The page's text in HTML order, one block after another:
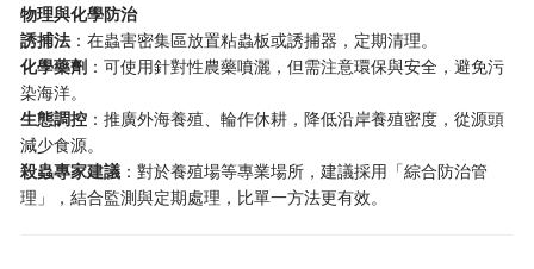
物理與化學防治
誘捕法 ：在蟲害密集區放置粘蟲板或誘捕器，定期清理。
化學藥劑 ：可使用針對性農藥噴灑，但需注意環保與安全，避免污
染海洋。
生態調控 ：推廣外海養殖、輪作休耕，降低沿岸養殖密度，從源頭
減少食源。
殺蟲專家建議 ：對於養殖場等專業場所，建議採用「綜合防治管
理」，結合監測與定期處理，比單一方法更有效。